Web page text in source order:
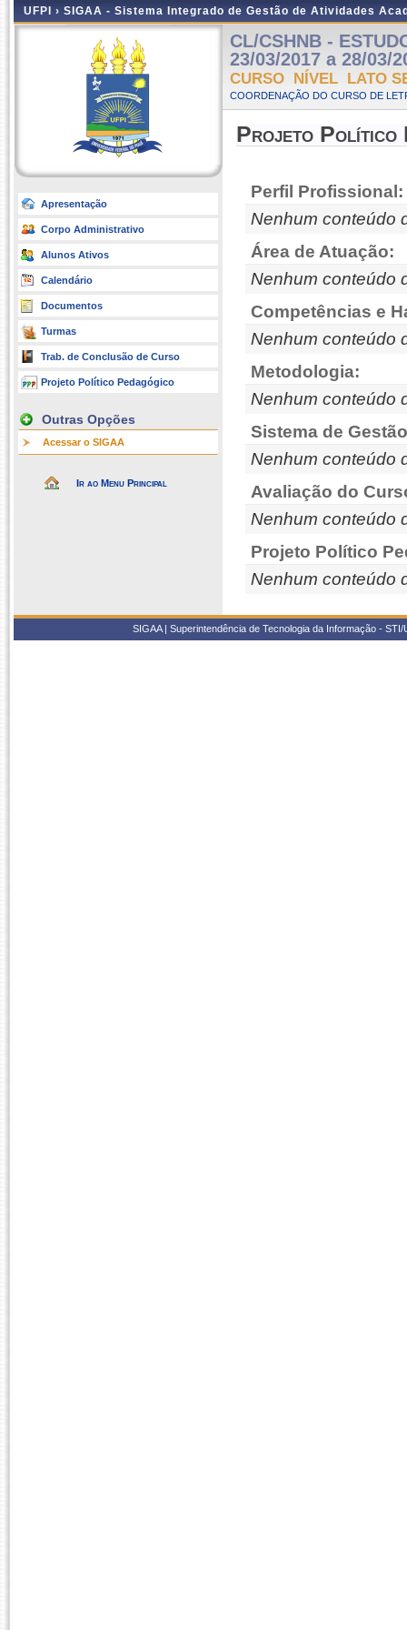
UFPI › SIGAA - Sistema Integrado de Gestão de Atividades
Apresentação
Corpo Administrativo
Alunos Ativos
Calendário
Documentos
Turmas
Trab. de Conclusão de Curso
Projeto Político Pedagógico
Outras Opções
Acessar o SIGAA
Ir ao Menu Principal
CL/CSHNB -
23/03/2017 a 28/03/
CURSO NÍVEL LATO
COORDENAÇÃO DO CURSO DE
Projeto Político
Perfil Profissional:
Nenhum conteúdo
Área de Atuação:
Nenhum conteúdo
Competências e
Nenhum conteúdo
Metodologia:
Nenhum conteúdo
Sistema de
Nenhum conteúdo
Avaliação do
Nenhum conteúdo
Projeto Político
Nenhum conteúdo
SIGAA | Superintendência de Tecnologia da Informação -